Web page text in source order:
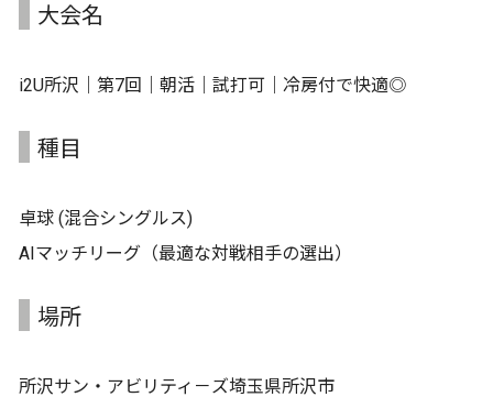
大会名
i2U所沢｜第7回｜朝活｜試打可｜冷房付で快適◎
種目
卓球 (混合シングルス)
AIマッチリーグ（最適な対戦相手の選出）
場所
所沢サン・アビリティ－ズ埼玉県所沢市